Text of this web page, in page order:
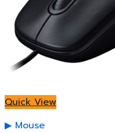
Quick View
Mouse